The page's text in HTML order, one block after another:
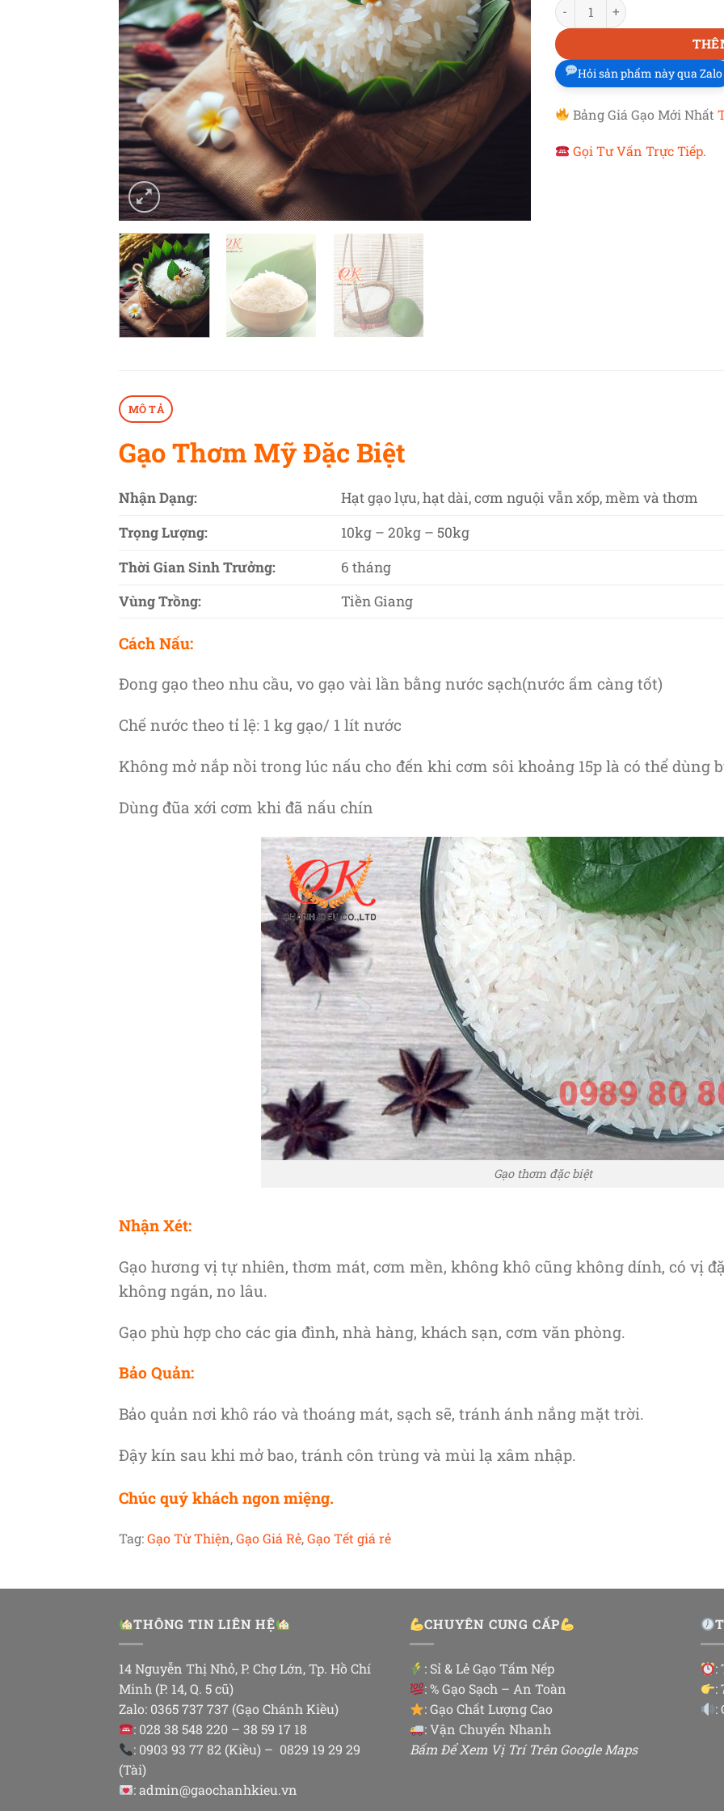
là:
27,000 đ.
GẠO THƠM MỸ ĐB
Hỏi sản phẩm này qua Zalo
Bảng Giá Gạo Mới Nhất
Gọi Tư Vấn Trực Tiếp.
MÔ TẢ
Gạo Thơm Mỹ Đặc Biệt
Nhận Dạng:
Hạt gạo lựu, hạt dài, cơm nguội vẫn xốp, mềm và thơm
Trọng Lượng:
10kg – 20kg – 50kg
Thời Gian Sinh Trưởng:
6 tháng
Vùng Trồng:
Tiền Giang
Cách Nấu:
Đong gạo theo nhu cầu, vo gạo vài lần bằng nước sạch(nước ấm càng tốt)
Chế nước theo tỉ lệ: 1 kg gạo/ 1 lít nước
Không mở nắp nồi trong lúc nấu cho đến khi cơm sôi khoảng 15p là có thể dùng
Dùng đũa xới cơm khi đã nấu chín
Gạo thơm đặc biệt
Nhận Xét:
Gạo hương vị tự nhiên, thơm mát, cơm mền, không khô cũng không dính, có vị
không ngán, no lâu.
Gạo phù hợp cho các gia đình, nhà hàng, khách sạn, cơm văn phòng.
Bảo Quản:
Bảo quản nơi khô ráo và thoáng mát, sạch sẽ, tránh ánh nắng mặt trời.
Đậy kín sau khi mở bao, tránh côn trùng và mùi lạ xâm nhập.
Chúc quý khách ngon miệng.
Tag:Gạo Từ Thiện,Gạo Giá Rẻ,Gạo Tết giá rẻ
THÔNG TIN LIÊN HỆ
14 Nguyễn Thị Nhỏ, P. Chợ Lớn, Tp. Hồ Chí
Minh (P. 14, Q. 5 cũ)
Zalo: 0365 737 737 (Gạo Chánh Kiều)
: 028 38 548 220 – 38 59 17 18
: 0903 93 77 82 (Kiều) – 0829 19 29 29
(Tài)
: admin@gaochanhkieu.vn
CHUYÊN CUNG CẤP
: Sỉ & Lẻ Gạo Tấm Nếp
: % Gạo Sạch – An Toàn
: Gạo Chất Lượng Cao
: Vận Chuyển Nhanh
Bấm Để Xem Vị Trí Trên Google Maps
:
:
: